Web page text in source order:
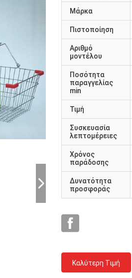
Μάρκα
Πιστοποίηση
Αριθμό
μοντέλου
Ποσότητα
παραγγελίας
min
Τιμή
Συσκευασία
λεπτομέρειες
Χρόνος
παράδοσης
Δυνατότητα
προσφοράς
Καλύτερη Τιμή